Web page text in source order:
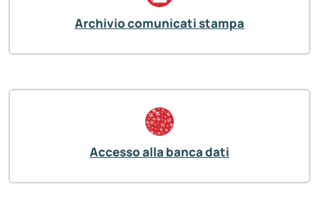
Archivio comunicati stampa
Accesso alla banca dati